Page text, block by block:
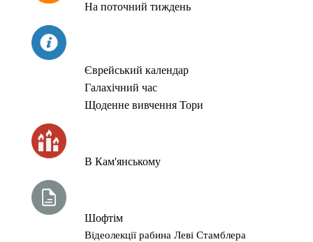
На поточний тиждень
Єврейський календар
Галахічний час
Щоденне вивчення Тори
В Кам'янському
Шофтім
Відеолекції рабина Леві Стамблера